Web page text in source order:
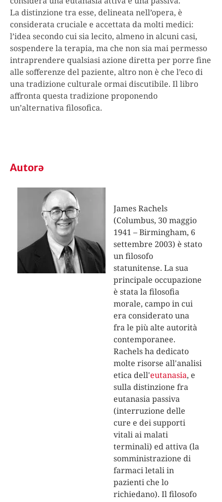
La distinzione tra esse, delineata nell’opera, è
considerata cruciale e accettata da molti medici:
l’idea secondo cui sia lecito, almeno in alcuni casi,
sospendere la terapia, ma che non sia mai permesso
intraprendere qualsiasi azione diretta per porre fine
alle sofferenze del paziente, altro non è che l’eco di
una tradizione culturale ormai discutibile. Il libro
affronta questa tradizione proponendo
un’alternativa filosofica.
Autorə
James Rachels
(Columbus, 30 maggio
1941 – Birmingham, 6
settembre 2003) è stato
un filosofo
statunitense. La sua
principale occupazione
è stata la filosofia
morale, campo in cui
era considerato una
fra le più alte autorità
contemporanee.
Rachels ha dedicato
molte risorse all'analisi
etica dell'eutanasia, e
sulla distinzione fra
eutanasia passiva
(interruzione delle
cure e dei supporti
vitali ai malati
terminali) ed attiva (la
somministrazione di
farmaci letali in
pazienti che lo
richiedano). Il filosofo